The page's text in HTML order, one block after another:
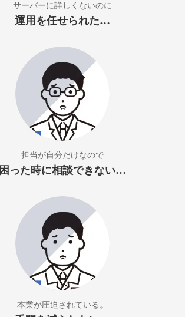
サーバーに詳しくないのに
運用を任せられた…
担当が自分だけなので
困った時に相談できない…
本業が圧迫されている。